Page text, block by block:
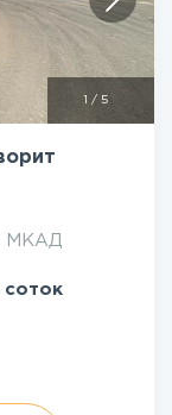
/ 5
МКАД
соток